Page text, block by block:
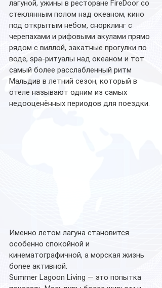
лагуной, ужины в ресторане FireDoor co
стеклянным полом над океаном, кино
под открытым небом, снорклинг с
черепахами и рифовыми акулами прямо
рядом с виллой, закатные прогулки по
воде, spa-ритуалы над океаном и тот
самый более расслабленный ритм
Мальдив в летний сезон, который в
отеле называют одним из самых
недооценённых периодов для поездки.
Именно летом лагуна становится
особенно спокойной и
кинематографичной, а морская жизнь
бonee активной.
Summer Lagoon Living — это попытка